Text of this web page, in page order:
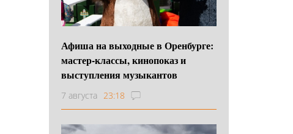
Афиша на выходные в Оренбурге:
мастер-классы, кинопоказ и
выступления музыкантов
7 августа 23:18